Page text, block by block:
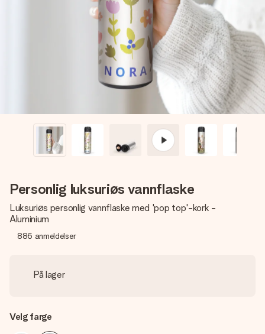
Lag noe unikt med bare noen få steg - med hennes navn,
et bilde av dere eller en beskjed som virkelig berører
hjertet. Ikke noe tull, bare masse kjærlighet i øyeblikket.
Personlig luksuriøs vannflaske
Luksuriøs personlig vannflaske med 'pop top'-kork -
Aluminium
886 anmeldelser
På lager
Velg farge